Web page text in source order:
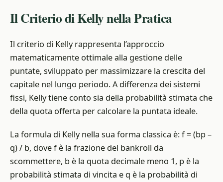
Il Criterio di Kelly nella Pratica
Il criterio di Kelly rappresenta l’approccio
matematicamente ottimale alla gestione delle
puntate, sviluppato per massimizzare la crescita del
capitale nel lungo periodo. A differenza dei sistemi
fissi, Kelly tiene conto sia della probabilità stimata che
della quota offerta per calcolare la puntata ideale.
La formula di Kelly nella sua forma classica è: f = (bp –
q) / b, dove f è la frazione del bankroll da
scommettere, b è la quota decimale meno 1, p è la
probabilità stimata di vincita e q è la probabilità di